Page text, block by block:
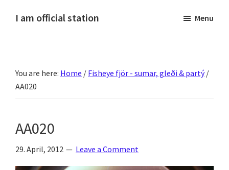
I am official station
fréttir
af
annað
skemmtilegt
:)
Menu
You are here: Home / Fisheye fjör - sumar, gleði & partý /
AA020
AA020
29. April, 2012 Leave a Comment